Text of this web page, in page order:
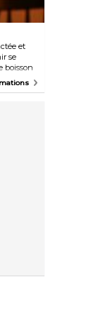
et
se
boisson